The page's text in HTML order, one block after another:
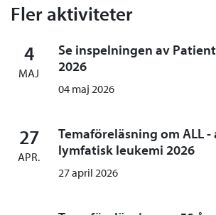
Fler aktiviteter
4
MAJ
Se inspelningen av
2026
04 maj 2026
27
APR.
Temaföreläsning om ALL -
lymfatisk leukemi 2026
27 april 2026